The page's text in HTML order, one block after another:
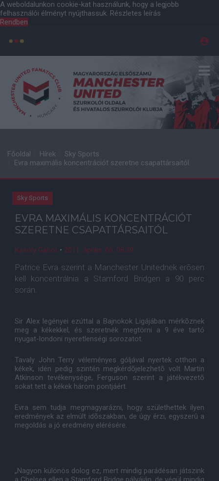
A weboldalunkon cookie-kat használunk, hogy a legjobb
felhasználói élményt nyújthassuk. Részletes leírás
Rendben
Főoldal Hírek
Sky Sports
Evra maximális koncentrációt szeretne csapattársaitól
Sky Sports
EVRA MAXIMÁLIS KONCENTRÁCIÓT
SZERETNE CSAPATTÁRSAITÓL
Kasoly Gábor • 2011. április. 06. 08:39
Patrice Evra szerint a Manchester Unitednek erõsen
kell koncentrálnia a Stamford Bridgen a 90 perc
során.
Sir Alex legényei ezúttal a Bajnokok Ligájában mérkõznek
meg a kékekkel, és szeretnék megtörni a 9 éve tartó
nyugat-londoni nyeretlenségi sorozatot.
Tavaly John Terry véleményes góljával nyertek otthon a
kékek, idén pedig szintén megkérdõjelezhetõ volt Martin
Atkinson tevékenysége, Ferguson szerint a játékvezetõ
sokat tett a kékek három pontjáért.
Evra sem tudja megmagyarázni, hogy születhettek ilyen
eredmények az elmúlt idõszakban, de úgy érzi, egyszerû a
megoldás a jó eredmény elérésére.
„Nagyon különös dolog ez, mert mindig parádésan játszink